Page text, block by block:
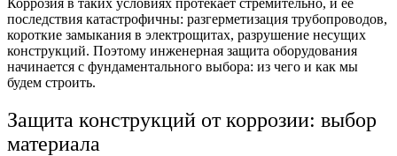
последствия катастрофичны: разгерметизация трубопроводов,
короткие замыкания в электрощитах, разрушение несущих
конструкций. Поэтому инженерная защита оборудования
начинается с фундаментального выбора: из чего и как мы
будем строить.
Защита конструкций от коррозии: выбор
материала